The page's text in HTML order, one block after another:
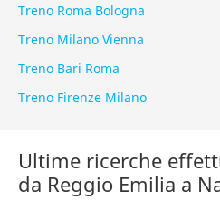
Treno Roma Bologna
Treno Milano Vienna
Treno Bari Roma
Treno Firenze Milano
Ultime ricerche
da Reggio Emilia a